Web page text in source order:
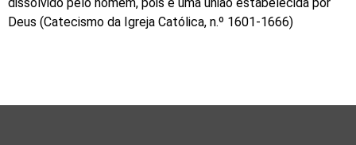
Deus (Catecismo da Igreja Católica, n.º 1601-1666)